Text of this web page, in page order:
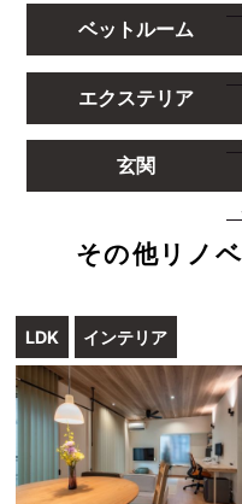
ベットルーム
エクステリア
玄関
その他リノ
LDK インテリア